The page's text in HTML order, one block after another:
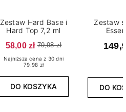
Zestaw Hard Base i
Hard Top 7,2 ml
58,00 zł 79,98 zł
Najniższa cena z 30 dni
79.98 zł
DO KOSZYKA
Zestaw
DO